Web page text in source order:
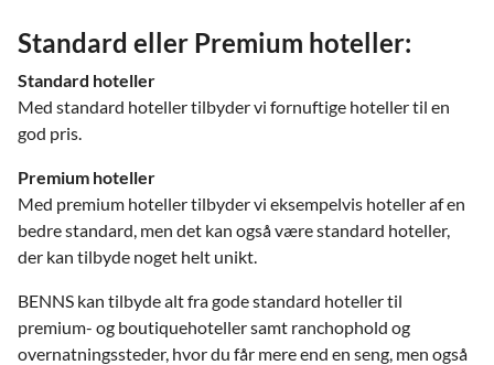
Standard eller Premium hoteller:
Standard hoteller
Med standard hoteller tilbyder vi fornuftige hoteller til en
god pris.
Premium hoteller
Med premium hoteller tilbyder vi eksempelvis hoteller af en
bedre standard, men det kan også være standard hoteller,
der kan tilbyde noget helt unikt.
BENNS kan tilbyde alt fra gode standard hoteller til
premium- og boutiquehoteller samt ranchophold og
overnatningssteder, hvor du får mere end en seng, men også